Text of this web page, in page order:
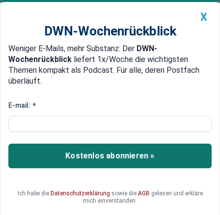
Newsticker MEIN DWN: Geldanlage Premium
Edelmetalle DWN-Magazin China
Minister der Bundesregierung
Corona-Kranke spenden
Die Minister der Bundesregierung wollen ihre
Gehälter nicht einmalig an Organisationen
sich für Corona-Kranke einsetzen. Damit folgen
sie nicht dem Beispiel der Österreicher.
X
DWN-Wochenrückblick
Weniger E-Mails, mehr Substanz: Der DWN-
Wochenrückblick liefert 1x/Woche die wichtigsten
Themen kompakt als Podcast. Für alle, deren Postfach
überläuft.
E-mail: *
Kostenlos abonnieren »
Ich habe die Datenschutzerklärung sowie die AGB gelesen und erkläre
mich einverstanden.